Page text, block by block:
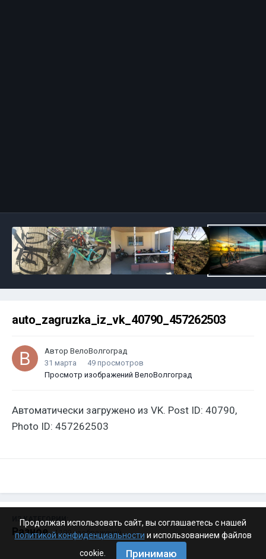
auto_zagruzka_iz_vk_40790_457262503
Автор ВелоВолгоград
31 марта
49 просмотров
Просмотр изображений ВелоВолгоград
Автоматически загружено из VK. Post ID: 40790,
Photo ID: 457262503
ИЗ КАТЕГОРИИ:
Разное · 4 199 изображений
Продолжая использовать сайт, вы соглашаетесь с нашей
политикой конфиденциальности и использованием файлов
cookie.
Принимаю